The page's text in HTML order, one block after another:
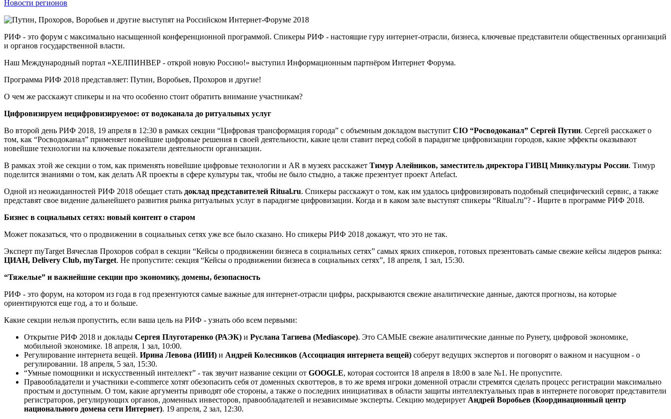
Новости регионов
РИФ - это форум с максимально насыщенной конференционной программой. Спикеры РИФ - настоящие гуру интернет-отрасли, бизнеса, ключевые представители общественных организаций
и органов государственной власти.
Наш Международный портал «ХЕЛПИНВЕР - открой новую Россию!» выступил Информационным партнёром Интернет Форума.
Программа РИФ 2018 представляет: Путин, Воробьев, Прохоров и другие!
О чем же расскажут спикеры и на что особенно стоит обратить внимание участникам?
Цифровизируем нецифровизируемое: от водоканала до ритуальных услуг
Во второй день РИФ 2018, 19 апреля в 12:30 в рамках секции “Цифровая трансформация города” с объемным докладом выступит CIO “Росводоканал” Сергей Путин. Сергей расскажет о
том, как “Росводоканал” применяет новейшие цифровые решения в своей деятельности, какие цели ставит перед собой в парадигме цифровизации городов, какие эффекты оказывают
новейшие технологии на ключевые показатели деятельности организации.
В рамках этой же секции о том, как применять новейшие цифровые технологии и AR в музеях расскажет Тимур Алейников, заместитель директора ГИВЦ Минкультуры России. Тимур
поделится знаниями о том, как делать AR проекты в сфере культуры так, чтобы не было стыдно, а также презентует проект Artefact.
Одной из неожиданностей РИФ 2018 обещает стать доклад представителей Ritual.ru. Спикеры расскажут о том, как им удалось цифровизировать подобный специфический сервис, а также
представят свое видение дальнейшего развития рынка ритуальных услуг в парадигме цифровизации. Когда и в каком зале выступят спикеры “Ritual.ru”? - Ищите в программе РИФ 2018.
Бизнес в социальных сетях: новый контент о старом
Может показаться, что о продвижении в социальных сетях уже все было сказано. Но спикеры РИФ 2018 докажут, что это не так.
Эксперт myTarget Вячеслав Прохоров собрал в секции “Кейсы о продвижении бизнеса в социальных сетях” самых ярких спикеров, готовых презентовать самые свежие кейсы лидеров рынка:
ЦИАН, Delivery Club, myTarget. Не пропустите: секция “Кейсы о продвижении бизнеса в социальных сетях”, 18 апреля, 1 зал, 15:30.
“Тяжелые” и важнейшие секции про экономику, домены, безопасность
РИФ - это форум, на котором из года в год презентуются самые важные для интернет-отрасли цифры, раскрываются свежие аналитические данные, даются прогнозы, на которые
ориентируются еще год, а то и больше.
Какие секции нельзя пропустить, если ваша цель на РИФ - узнать обо всем первыми:
Открытие РИФ 2018 и доклады Сергея Плуготаренко (РАЭК) и Руслана Тагиева (Mediascope). Это САМЫЕ свежие аналитические данные по Рунету, цифровой экономике,
мобильной экономике. 18 апреля, 1 зал, 10:00.
Регулирование интернета вещей. Ирина Левова (ИИИ) и Андрей Колесников (Ассоциация интернета вещей) соберут ведущих экспертов и поговорят о важном и насущном - о
регулировании. 18 апреля, 5 зал, 15:30.
“Умные помощники и искусственный интеллект” - так звучит название секции от GOOGLE, которая состоится 18 апреля в 18:00 в зале №1. Не пропустите.
Правообладатели и участники e-commerce хотят обезопасить себя от доменных сквоттеров, в то же время игроки доменной отрасли стремятся сделать процесс регистрации максимально
простым и доступным. О том, какие аргументы приводят обе стороны, а также о последних инициативах в области защиты интеллектуальных прав в интернете поговорят представители
регистраторов, регулирующих органов, доменных инвесторов, правообладателей и независимые эксперты. Секцию модерирует Андрей Воробьев (Координационный центр
национального домена сети Интернет). 19 апреля, 2 зал, 12:30.